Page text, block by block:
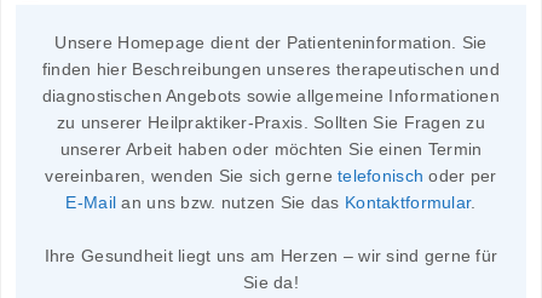
Unsere Homepage dient der Patienteninformation. Sie
finden hier Beschreibungen unseres therapeutischen und
diagnostischen Angebots sowie allgemeine Informationen
zu unserer Heilpraktiker-Praxis. Sollten Sie Fragen zu
unserer Arbeit haben oder möchten Sie einen Termin
vereinbaren, wenden Sie sich gernetelefonisch oder per
E-Mail an uns bzw. nutzen Sie das Kontaktformular.
Ihre Gesundheit liegt uns am Herzen – wir sind gerne für
Sie da!